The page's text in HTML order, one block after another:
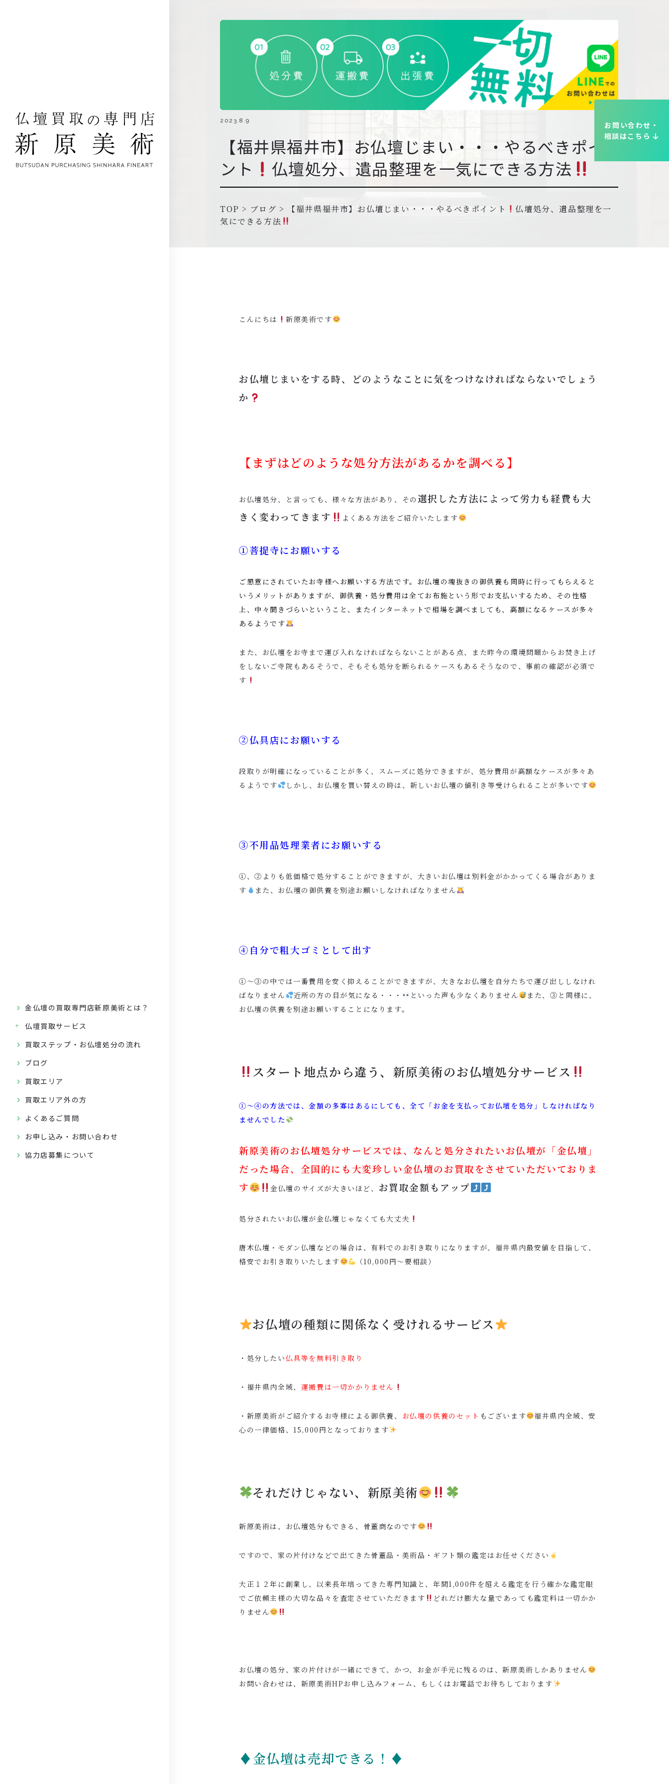
金仏壇の買取専門店新原美術とは？
仏壇買取サービス
買取ステップ・お仏壇処分の流れ
ブログ
買取エリア
買取エリア外の方
よくあるご質問
お申し込み・お問い合わせ
協力店募集について
2023.8.9
【福井県福井市】お仏壇じまい・・・やるべきポイ
ント
仏壇処分、遺品整理を一気にできる方法
TOP > ブログ > 【福井県福井市】お仏壇じまい・・・やるべきポイント
仏壇処分、遺品整理を一
気にできる方法
こんにちは 新原美術です
お仏壇じまいをする時、どのようなことに気をつけなければならないでしょう
か
【まずはどのような処分方法があるかを調べる】
お仏壇処分、と言っても、様々な方法があり、その 選択した方法によって労力も経費も大
きく変わってきます
よくある方法をご紹介いたします
①菩提寺にお願いする
ご懇意にされていたお寺様へお願いする方法です。お仏壇の魂抜きの御供養も同時に行ってもらえると
いうメリットがありますが、御供養・処分費用は全てお布施という形でお支払いするため、その性格
上、中々聞きづらいということ、またインターネットで相場を調べましても、高額になるケースが多々
あるようです
また、お仏壇をお寺まで運び入れなければならないことがある点、また昨今の環境問題からお焚き上げ
をしないご寺院もあるそうで、そもそも処分を断られるケースもあるそうなので、事前の確認が必須で
す
②仏具店にお願いする
段取りが明確になっていることが多く、スムーズに処分できますが、処分費用が高額なケースが多々あ
るようです
しかし、お仏壇を買い替えの時は、新しいお仏壇の値引き等受けられることが多いです
③不用品処理業者にお願いする
①、②よりも低価格で処分することができますが、大きいお仏壇は別料金がかかってくる場合がありま
す
また、お仏壇の御供養を別途お願いしなければなりません
④自分で粗大ゴミとして出す
①〜③の中では一番費用を安く抑えることができますが、大きなお仏壇を自分たちで運び出ししなけれ
ばなりません
近所の方の目が気になる・・・ といった声も少なくありません
また、③と同様に、
お仏壇の供養を別途お願いすることになります。
スタート地点から違う、新原美術のお仏壇処分サービス
①〜④の方法では、金額の多寡はあるにしても、全て「お金を支払ってお仏壇を処分」しなければなり
ませんでした
新原美術のお仏壇処分サービスでは、なんと処分されたいお仏壇が「金仏壇」
だった場合、全国的にも大変珍しい金仏壇のお買取をさせていただいておりま
す
金仏壇のサイズが大きいほど、 お買取金額もアップ
処分されたいお仏壇が金仏壇じゃなくても大丈夫
唐木仏壇・モダン仏壇などの場合は、有料でのお引き取りになりますが、福井県内最安値を目指して、
格安でお引き取りいたします
（10,000円〜要相談）
お仏壇の種類に関係なく受けれるサービス
・処分したい仏具等を無料引き取り
・福井県内全域、 運搬費は一切かかりません
・新原美術がご紹介するお寺様による御供養、 お仏壇の供養のセット もございます
福井県内全域、安
心の一律価格、15,000円となっております
それだけじゃない、新原美術
新原美術は、お仏壇処分もできる、骨董商なのです
ですので、家の片付けなどで出てきた骨董品・美術品・ギフト類の鑑定はお任せください
大正１２年に創業し、以来長年培ってきた専門知識と、年間1,000件を超える鑑定を行う確かな鑑定眼
でご依頼主様の大切な品々を査定させていただきます
どれだけ膨大な量であっても鑑定料は一切かか
りません
お仏壇の処分、家の片付けが一緒にできて、かつ、お金が手元に残るのは、新原美術しかありません
お問い合わせは、新原美術HPお申し込みフォーム、もしくはお電話でお待ちしております
♦金仏壇は売却できる！♦
お問い合わせ・
相談はこちら